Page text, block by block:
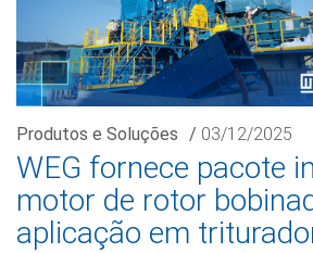
Produtos e Soluções / 03/12/2025
WEG fornece pacote
motor de rotor
aplicação em